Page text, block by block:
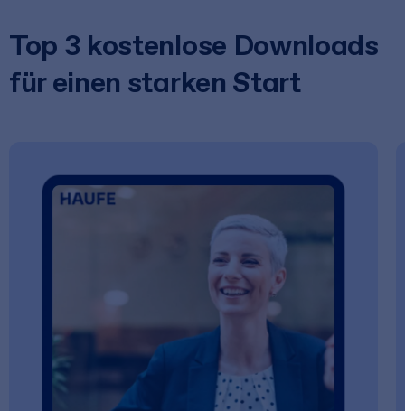
Top 3 kostenlose Downloads
für einen starken Start